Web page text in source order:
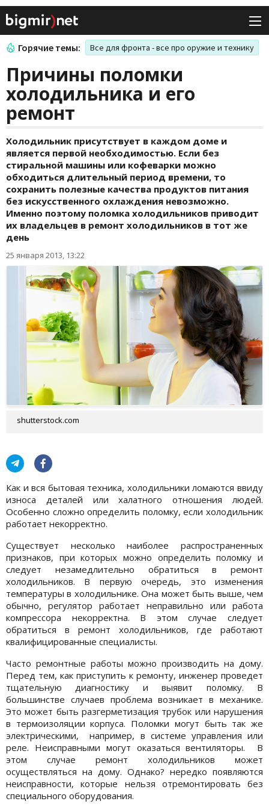
Горячие темы: Все для фронта - все про оружие и технику
Причины поломки
холодильника и его
ремонт
Холодильник присутствует в каждом доме и
является первой необходимостью. Если без
стиральной машины или кофеварки можно
обходиться длительный период времени, то
сохранить полезные качества продуктов питания
без искусственного охлаждения невозможно.
Именно поэтому поломка холодильников приводит
их владельцев в ремонт холодильников в тот же
день
25 января 2013, 13:22
shutterstock.com
Как и вся бытовая техника, холодильники ломаются ввиду
износа деталей или халатного отношения людей.
Особенно сложно определить поломку, если холодильник
работает некорректно.
Существует несколько наиболее распространенных
признаков, при которых можно определить поломку и
следует незамедлительно обратиться в ремонт
холодильников. В первую очередь, это изменения
температуры в холодильнике. Она может быть выше, чем
обычно, регулятор работает неправильно или работа
компрессора некорректна. В этом случае следует
обратиться в ремонт холодильников, где работают
квалифицированные специалисты.
Часто ремонтные работы можно производить на дому.
Перед тем, как приступить к ремонту, инженер проведет
тщательную диагностику и выявит поломку. В
большинстве случаев проблема возникает в механике.
Это может быть разгерметизация трубок или нарушения
в термоизоляции корпуса. Поломки могут быть так же
электрическими, например, в системе управления или
реле. Неисправными могут оказаться вентиляторы. В
этом случае ремонт холодильников может
осуществляться на дому. Однако? нередко появляются
неисправности, которые нельзя отремонтировать без
специального оборудования.